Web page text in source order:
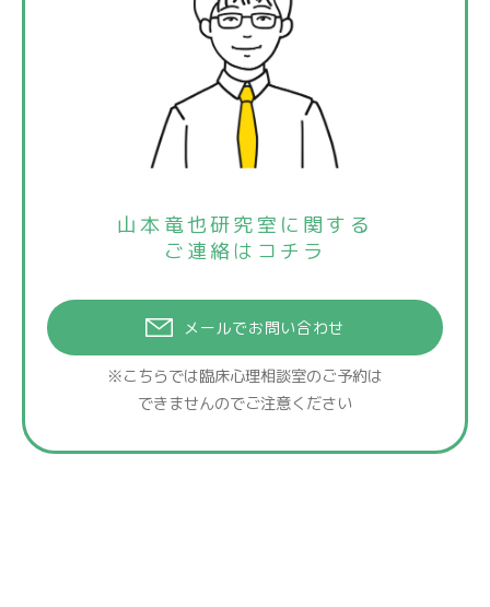
山本竜也研究室に関する
ご連絡はコチラ
メールでお問い合わせ
※こちらでは臨床心理相談室のご予約は
できませんのでご注意ください